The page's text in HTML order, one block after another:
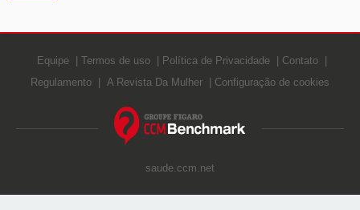
Equipe Termos de uso Política de Privacidade
Contato
Regulamento
A Revista Da Mulher Configuração de cookies
saude.ccm.net